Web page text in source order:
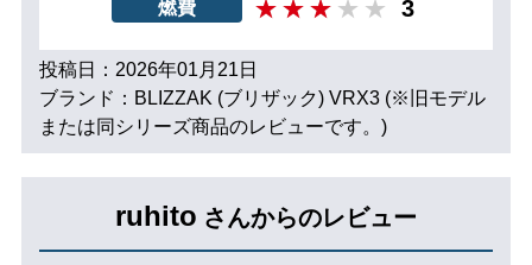
燃費 3
投稿日：2026年01月21日
ブランド：BLIZZAK (ブリザック) VRX3 (※旧モデル
または同シリーズ商品のレビューです。)
ruhito さんからのレビュー